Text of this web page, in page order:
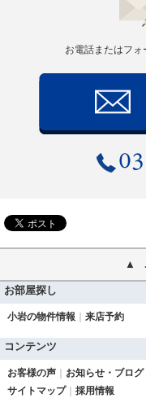
お電話またはフォ
お部屋探し
小岩の物件情報 来店予約
コンテンツ
お客様の声 お知らせ・ブログ
サイトマップ
採用情報